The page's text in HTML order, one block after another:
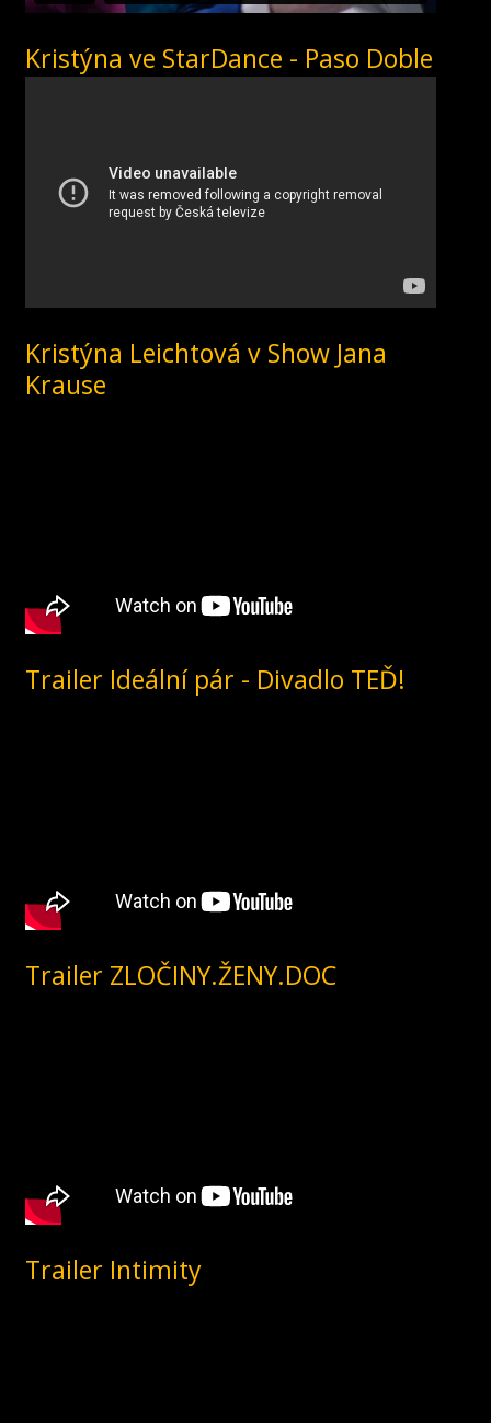
Kristýna ve StarDance - Paso Doble
Kristýna Leichtová v Show Jana
Krause
Trailer Ideální pár - Divadlo TEĎ!
Trailer ZLOČINY.ŽENY.DOC
Trailer Intimity